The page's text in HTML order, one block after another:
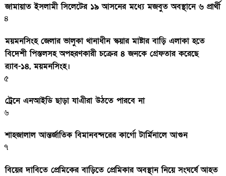
জামায়াত ইসলামী সিলেটের ১৯ আসনের মধ্যে মজবুত অবস্থানে ৬ প্রার্থী
৪
ময়মনসিংহ জেলার ভালুকা থানাধীন স্কয়ার মাষ্টার বাড়ি এলাকা হতে
বিদেশী পিস্তলসহ অপহরণকারী চক্রের ৪ জনকে গ্রেফতার করেছে
র‌্যাব-১৪, ময়মনসিংহ।
৫
ট্রেনে এনআইডি ছাড়া যাএীরা উঠতে পারবে না
৬
শাহজালাল আন্তর্জাতিক বিমানবন্দরের কার্গো টার্মিনালে আগুন
৭
বিয়ের দাবিতে প্রেমিকের বাড়িতে প্রেমিকার অবস্থান নিয়ে সংঘর্ষে আহত